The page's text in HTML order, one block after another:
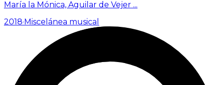
María la Mónica, Aguilar de Vejer ...
2018· Miscelánea musical